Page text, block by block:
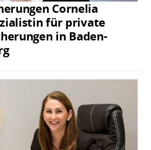
Cornelia
für private
in Baden-